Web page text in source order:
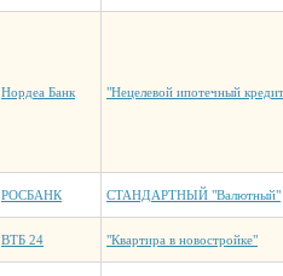
Нордеа Банк "Нецелевой ипотечный
РОСБАНК СТАНДАРТНЫЙ "Валютный"
ВТБ 24 "Квартира в новостройке"